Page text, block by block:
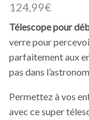
124,99€
Télescope pour
verre pour
parfaitement aux
pas dans
Permettez à vos
avec ce super